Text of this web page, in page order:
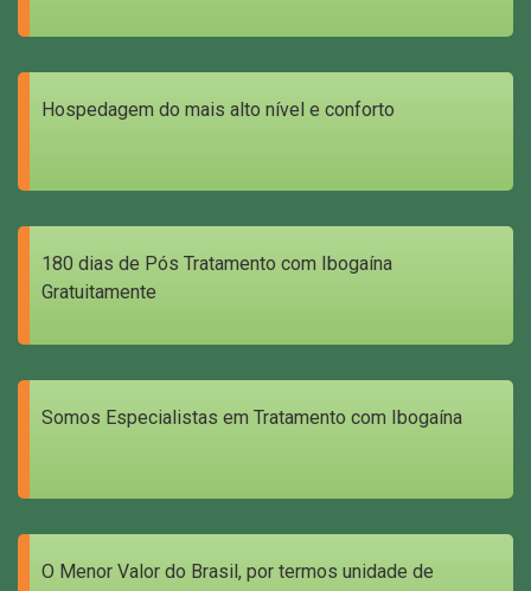
Hospedagem do mais alto nível e conforto
180 dias de Pós Tratamento com Ibogaína
Gratuitamente
Somos Especialistas em Tratamento com Ibogaína
O Menor Valor do Brasil, por termos unidade de